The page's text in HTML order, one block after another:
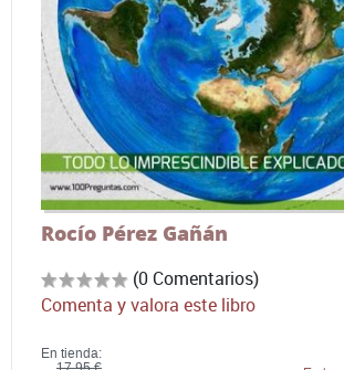
Rocío Pérez Gañán
(0 Comentarios)
Comenta y valora este libro
En tienda: